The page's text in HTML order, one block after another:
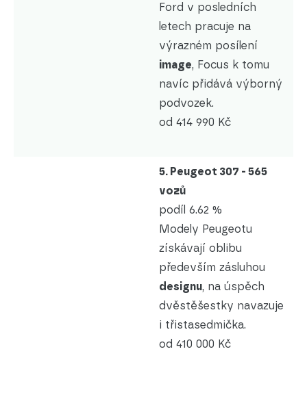
Ford v posledních
letech pracuje na
výrazném posílení
image, Focus k tomu
navíc přidává výborný
podvozek.
od 414 990 Kč
5. Peugeot 307 - 565
vozů
podíl 6.62 %
Modely Peugeotu
získávají oblibu
především zásluhou
designu, na úspěch
dvěstěšestky navazuje
i třistasedmička.
od 410 000 Kč